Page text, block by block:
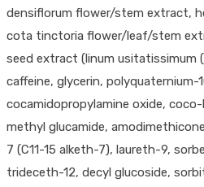
densiflorum flower/stem extract,
cota tinctoria flower/leaf/stem
seed extract (linum usitatissimum
caffeine, glycerin, polyquaternium-
cocamidopropylamine oxide,
methyl glucamide,
7 (C11-15 alketh-7), laureth-9,
trideceth-12, decyl glucoside,